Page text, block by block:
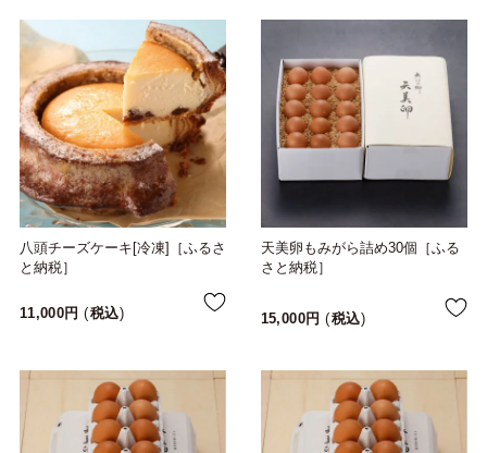
八頭チーズケーキ[冷凍]［ふるさ
と納税］
11,000 税込
天美卵もみがら詰め30個［ふる
さと納税］
15,000 税込